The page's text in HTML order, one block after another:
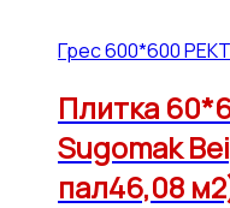
Грес 600*600
Плитка
Sugomak
пал46,08